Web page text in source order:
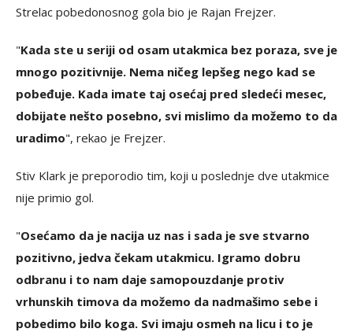
Strelac pobedonosnog gola bio je Rajan Frejzer.
"Kada ste u seriji od osam utakmica bez poraza, sve je
mnogo pozitivnije. Nema ničeg lepšeg nego kad se
pobeđuje. Kada imate taj osećaj pred sledeći mesec,
dobijate nešto posebno, svi mislimo da možemo to da
uradimo", rekao je Frejzer.
Stiv Klark je preporodio tim, koji u poslednje dve utakmice
nije primio gol.
"Osećamo da je nacija uz nas i sada je sve stvarno
pozitivno, jedva čekam utakmicu. Igramo dobru
odbranu i to nam daje samopouzdanje protiv
vrhunskih timova da možemo da nadmašimo sebe i
pobedimo bilo koga. Svi imaju osmeh na licu i to je